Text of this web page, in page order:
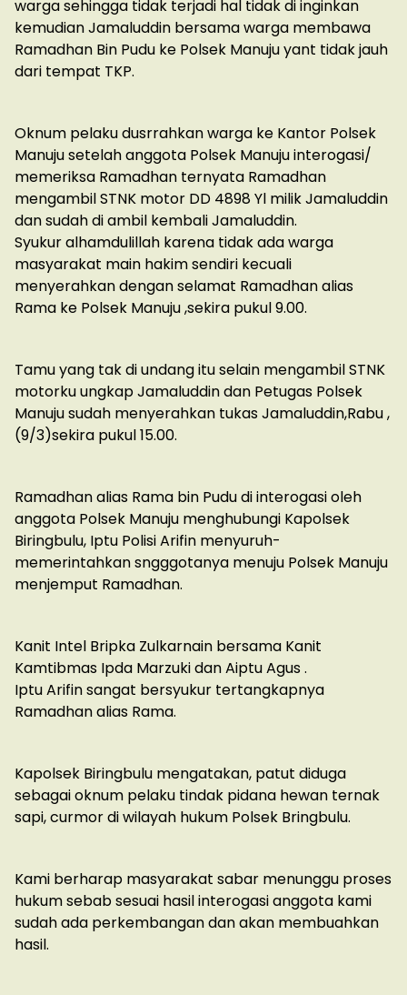
warga sehingga tidak terjadi hal tidak di inginkan
kemudian Jamaluddin bersama warga membawa
Ramadhan Bin Pudu ke Polsek Manuju yant tidak jauh
dari tempat TKP.
Oknum pelaku dusrrahkan warga ke Kantor Polsek
Manuju setelah anggota Polsek Manuju interogasi/
memeriksa Ramadhan ternyata Ramadhan
mengambil STNK motor DD 4898 Yl milik Jamaluddin
dan sudah di ambil kembali Jamaluddin.
Syukur alhamdulillah karena tidak ada warga
masyarakat main hakim sendiri kecuali
menyerahkan dengan selamat Ramadhan alias
Rama ke Polsek Manuju ,sekira pukul 9.00.
Tamu yang tak di undang itu selain mengambil STNK
motorku ungkap Jamaluddin dan Petugas Polsek
Manuju sudah menyerahkan tukas Jamaluddin,Rabu ,
(9/3)sekira pukul 15.00.
Ramadhan alias Rama bin Pudu di interogasi oleh
anggota Polsek Manuju menghubungi Kapolsek
Biringbulu, Iptu Polisi Arifin menyuruh-
memerintahkan sngggotanya menuju Polsek Manuju
menjemput Ramadhan.
Kanit Intel Bripka Zulkarnain bersama Kanit
Kamtibmas Ipda Marzuki dan Aiptu Agus .
Iptu Arifin sangat bersyukur tertangkapnya
Ramadhan alias Rama.
Kapolsek Biringbulu mengatakan, patut diduga
sebagai oknum pelaku tindak pidana hewan ternak
sapi, curmor di wilayah hukum Polsek Bringbulu.
Kami berharap masyarakat sabar menunggu proses
hukum sebab sesuai hasil interogasi anggota kami
sudah ada perkembangan dan akan membuahkan
hasil.